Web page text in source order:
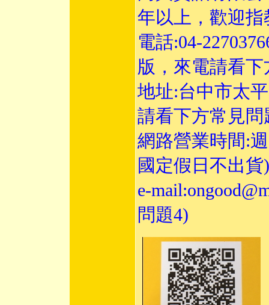
年以上，歡迎指
電話:04-
版，來電請看
地址:台中市太
請看下方常
網路營業時間:
國定假日不出貨)
e-mail:
問題4)